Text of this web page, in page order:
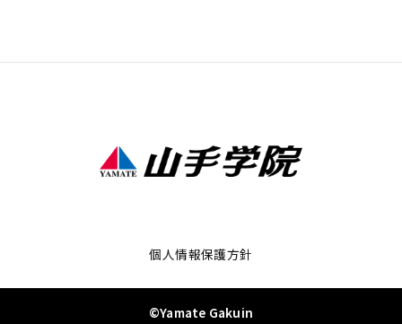
個人情報保護方針
©Yamate Gakuin